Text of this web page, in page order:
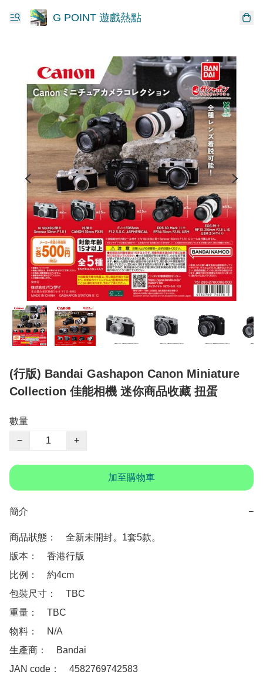
G POINT 遊戲熱點
(行版) Bandai Gashapon Canon Miniature
Collection 佳能相機 迷你商品收藏 扭蛋
數量
−
+
加至購物車
簡介 −
商品狀態：　全新未開封。1套5款。
版本：　香港行版
比例：　約4cm
包裝尺寸：　TBC
重量：　TBC
物料：　N/A
生產商：　Bandai
JAN code：　4582769742583